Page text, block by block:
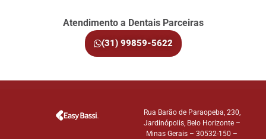
Atendimento a Dentais Parceiras
(31) 99859-5622
Rua Barão de Paraopeba, 230,
Jardinópolis, Belo Horizonte –
Minas Gerais – 30532-150 –